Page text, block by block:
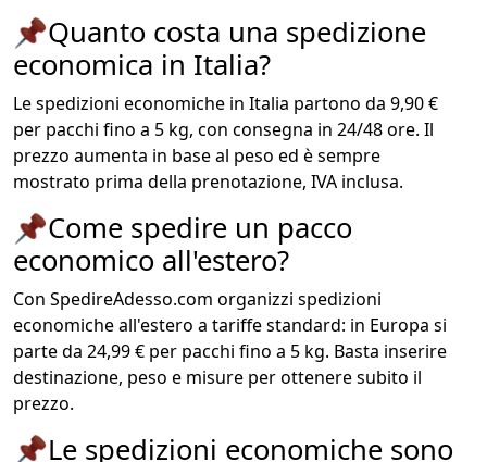
📌Quanto costa una spedizione
economica in Italia?
Le spedizioni economiche in Italia partono da 9,90 €
per pacchi fino a 5 kg, con consegna in 24/48 ore. Il
prezzo aumenta in base al peso ed è sempre
mostrato prima della prenotazione, IVA inclusa.
📌Come spedire un pacco
economico all'estero?
Con SpedireAdesso.com organizzi spedizioni
economiche all'estero a tariffe standard: in Europa si
parte da 24,99 € per pacchi fino a 5 kg. Basta inserire
destinazione, peso e misure per ottenere subito il
prezzo.
📌Le spedizioni economiche sono